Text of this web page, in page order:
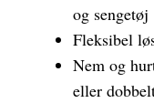
og sengetøj
Fleksibel
Nem og
eller